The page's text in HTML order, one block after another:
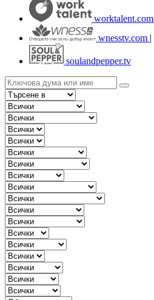
worktalent.com
wnesstv.com |
soulandpepper.tv